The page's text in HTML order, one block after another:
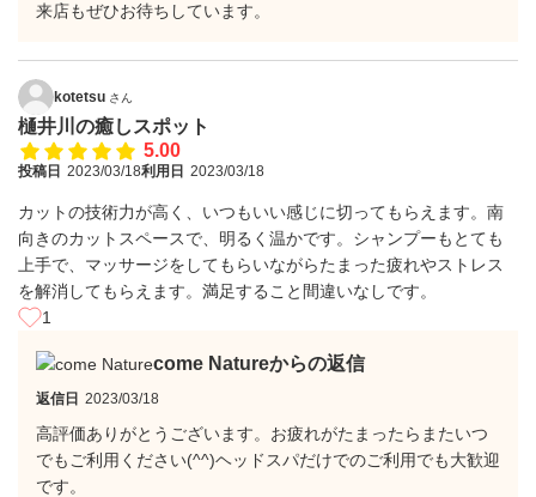
来店もぜひお待ちしています。
kotetsu さん
樋井川の癒しスポット
5.00
投稿日 2023/03/18利用日 2023/03/18
カットの技術力が高く、いつもいい感じに切ってもらえます。南
向きのカットスペースで、明るく温かです。シャンプーもとても
上手で、マッサージをしてもらいながらたまった疲れやストレス
を解消してもらえます。満足すること間違いなしです。
1
come Natureからの返信
返信日 2023/03/18
高評価ありがとうございます。お疲れがたまったらまたいつ
でもご利用ください(⁠^⁠^⁠)ヘッドスパだけでのご利用でも大歓迎
です。